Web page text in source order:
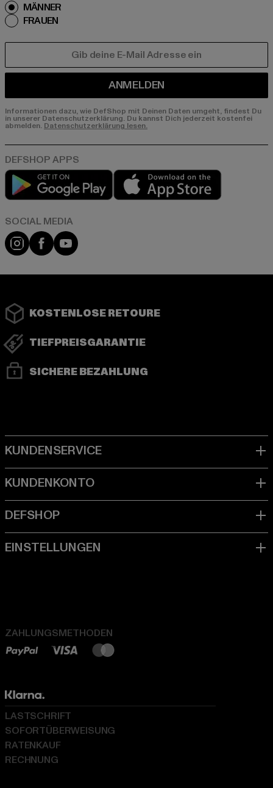
MÄNNER
FRAUEN
ANMELDEN
Informationen dazu, wie DefShop mit Deinen Daten umgeht, findest Du
in unserer Datenschutzerklärung. Du kannst Dich jederzeit kostenfei
abmelden. Datenschutzerklärung lesen.
Play market
Instagram
FacebookYouTube
KOSTENLOSE RETOURE
TIEFPREISGARANTIE
SICHERE BEZAHLUNG
ZAHLUNGSMETHODEN
LASTSCHRIFT
SOFORTÜBERWEISUNG
RATENKAUF
RECHNUNG